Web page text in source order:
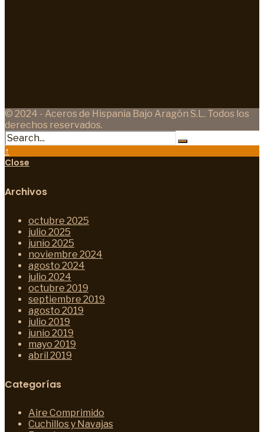
© 2024 - Aceros de Hispania Bajo Aragón S.L. Todos los
derechos reservados.
↑
Close
Archivos
octubre 2025
julio 2025
junio 2025
noviembre 2024
agosto 2024
julio 2024
octubre 2019
septiembre 2019
agosto 2019
julio 2019
junio 2019
mayo 2019
abril 2019
Categorías
Aire Comprimido
Cuchillos y Navajas